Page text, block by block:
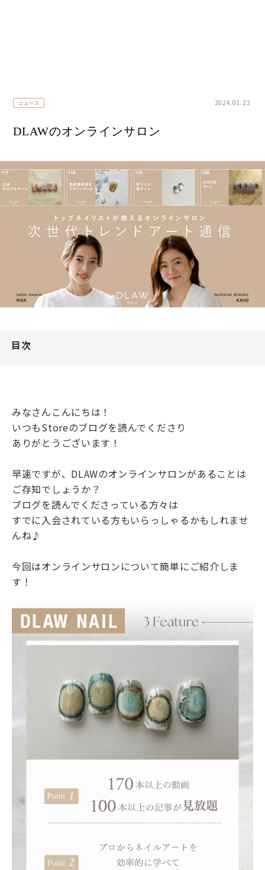
ニュース 2024.01.22
DLAWのオンラインサロン
目次
みなさんこんにちは！
いつもStoreのブログを読んでくださり
ありがとうございます！
早速ですが、DLAWのオンラインサロンがあることは
ご存知でしょうか？
ブログを読んでくださっている方々は
すでに入会されている方もいらっしゃるかもしれませ
んね♪
今回はオンラインサロンについて簡単にご紹介しま
す！